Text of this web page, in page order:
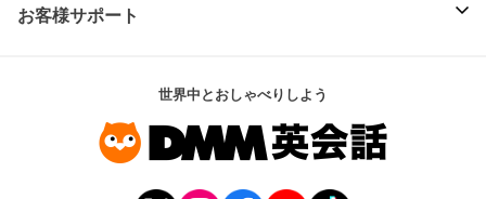
お客様サポート
世界中とおしゃべりしよう